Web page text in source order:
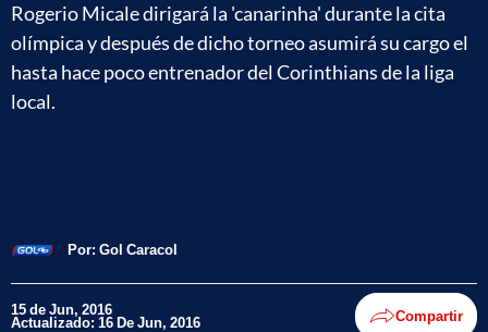
Rogerio Micale dirigará la 'canarinha' durante la cita
olímpica y después de dicho torneo asumirá su cargo el
hasta hace poco entrenador del Corinthians de la liga
local.
Por: Gol Caracol
15 de Jun, 2016
Actualizado: 16 De Jun, 2016 Compartir